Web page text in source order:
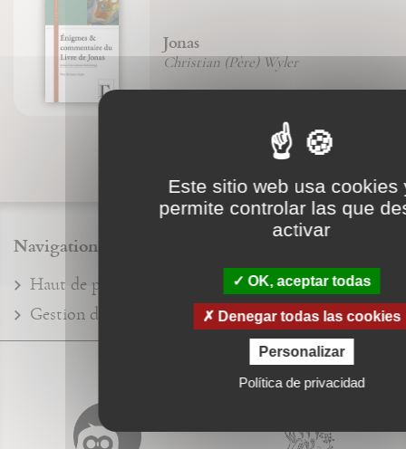
Jonas
Christian (Père) Wyler
Navigation
Haut de page Plan du site
Mentions légales
Gestion des cookies
Nos éditions
Este sitio web usa cookies
permite controlar las que
activar
OK, aceptar todas
Denegar todas las cookies
Personalizar
Política de privacidad